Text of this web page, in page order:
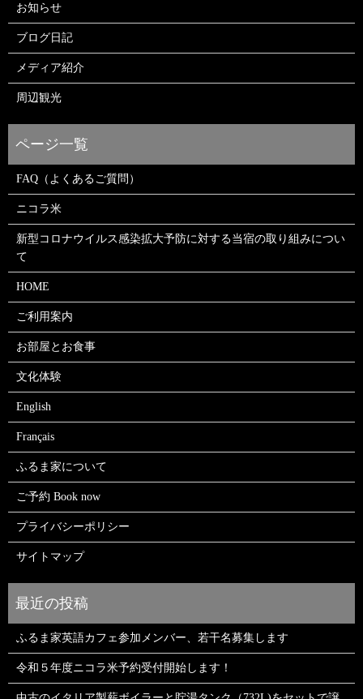
お知らせ
ブログ日記
メディア紹介
周辺観光
FAQ（よくあるご質問）
ニコラ米
新型コロナウイルス感染拡大予防に対する当宿の取り組みについ
て
HOME
ご利用案内
お部屋とお食事
文化体験
English
Français
ふるま家について
ご予約 Book now
プライバシーポリシー
サイトマップ
ふるま家英語カフェ参加メンバー、若干名募集します
令和５年度ニコラ米予約受付開始します！